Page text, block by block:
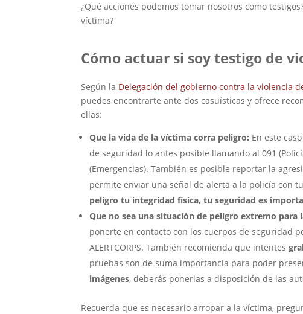
¿Qué acciones podemos tomar nosotros como
víctima?
Cómo actuar si soy testigo de
Según la Delegación del gobierno contra la violencia
puedes encontrarte ante dos casuísticas y ofrece
ellas:
Que la vida de la víctima corra peligro: En este
de seguridad lo antes posible llamando al 091
(Emergencias). También es posible reportar la
permite enviar una señal de alerta a la policía con
peligro tu integridad física, tu seguridad es
Que no sea una situación de peligro extremo para
ponerte en contacto con los cuerpos de seguridad
ALERTCORPS. También recomienda que intentes
pruebas son de suma importancia para poder
imágenes, deberás ponerlas a disposición de las
Recuerda que es necesario arropar a la víctima,